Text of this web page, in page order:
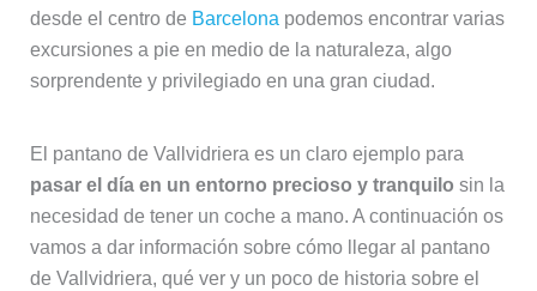
desde el centro de Barcelona podemos encontrar varias
excursiones a pie en medio de la naturaleza, algo
sorprendente y privilegiado en una gran ciudad.
El pantano de Vallvidriera es un claro ejemplo para
pasar el día en un entorno precioso y tranquilo sin la
necesidad de tener un coche a mano. A continuación os
vamos a dar información sobre cómo llegar al pantano
de Vallvidriera, qué ver y un poco de historia sobre el